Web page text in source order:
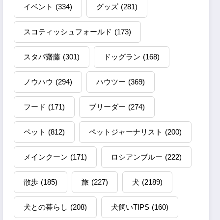
イベント (334) グッズ (281)
スコティッシュフォールド (173)
スタパ齋藤 (301) ドッグラン (168)
ノウハウ (294) ハウツー (369)
フード (171) ブリーダー (274)
ペット (812) ペットジャーナリスト (200)
メインクーン (171) ロシアンブルー (222)
散歩 (185) 旅 (227) 犬 (2189)
犬との暮らし (208) 犬飼いTIPS (160)